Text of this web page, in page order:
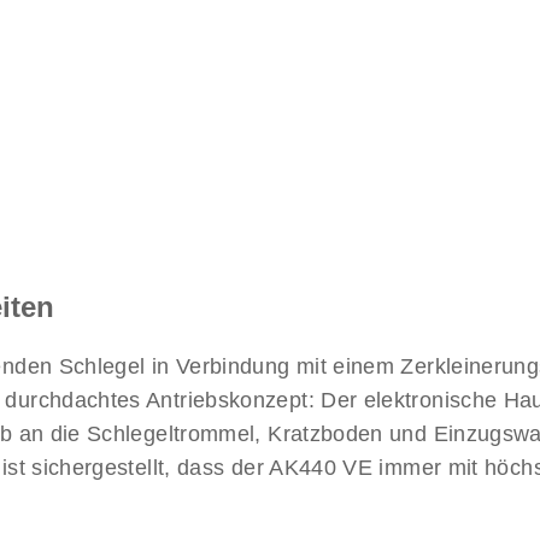
Schlegel in Verbindung mit einem
Antriebskonzept: Der elektronische
an die Schlegeltrommel, Kratzboden und
sichergestellt, dass der AK440 VE immer mit